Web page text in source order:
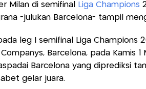
Milan di semifinal Liga Champions
-julukan Barcelona- tampil
leg I semifinal Liga Champions
Barcelona, pada Kamis 1
Barcelona yang diprediksi
gelar juara.